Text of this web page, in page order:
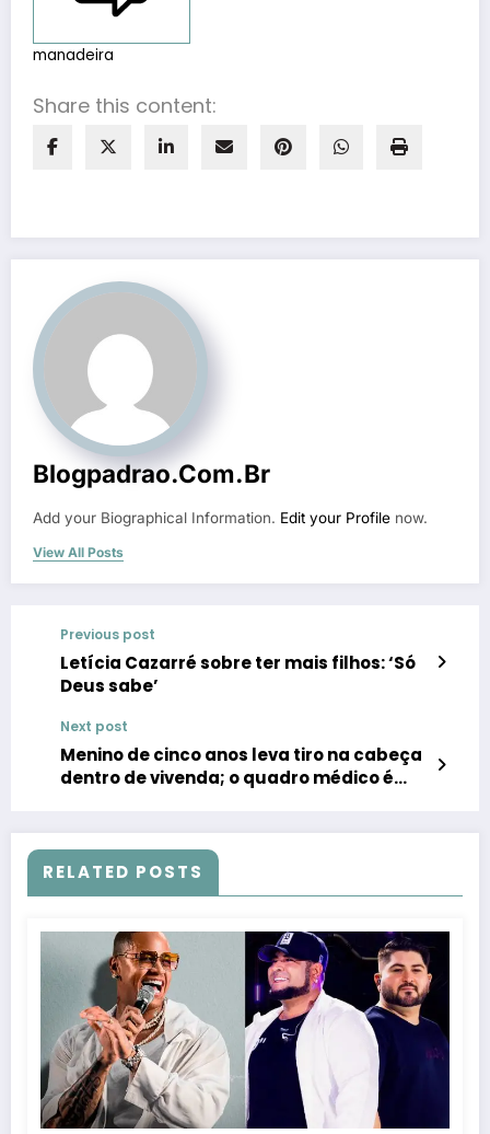
manadeira
Share this content:
Blogpadrao.com.br
Add your Biographical Information. Edit your Profile now.
View All Posts
Previous post
Letícia Cazarré sobre ter mais filhos: ‘Só
Deus sabe’
Next post
Menino de cinco anos leva tiro na cabeça
dentro de vivenda; o quadro médico é
RELATED POSTS